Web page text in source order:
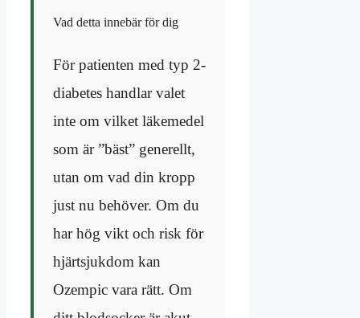
Vad detta innebär för dig
För patienten med typ 2-
diabetes handlar valet
inte om vilket läkemedel
som är ”bäst” generellt,
utan om vad din kropp
just nu behöver. Om du
har hög vikt och risk för
hjärtsjukdom kan
Ozempic vara rätt. Om